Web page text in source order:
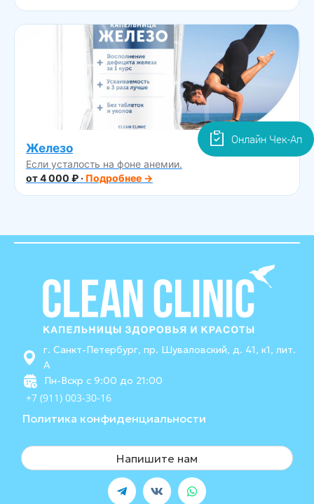
Железо
Если усталость на фоне анемии.
от 4 000 ₽ · Подробнее →
г. Санкт-Петербург, пр. Шуваловский, д. 41, к1, лит.
А
Пн-Вскр с 9:00 до 21:00
+7 (911) 003-30-16
Политика конфиденциальности
Напишите нам
Онлайн Чек-Ап